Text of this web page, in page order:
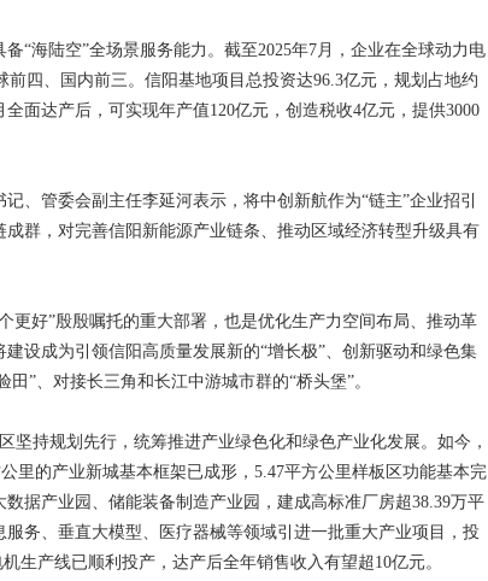
海陆空”全场景服务能力。截至2025年7月，企业在全球动力电
四、国内前三。信阳基地项目总投资达96.3亿元，规划占地约
面达产后，可实现年产值120亿元，创造税收4亿元，提供3000
管委会副主任李延河表示，将中创新航作为“链主”企业招引
群，对完善信阳新能源产业链条、推动区域经济转型升级具有
好”殷殷嘱托的重大部署，也是优化生产力空间布局、推动革
设成为引领信阳高质量发展新的“增长极”、创新驱动和绿色集
”、对接长三角和长江中游城市群的“桥头堡”。
持规划先行，统筹推进产业绿色化和绿色产业化发展。如今，
里的产业新城基本框架已成形，5.47平方公里样板区功能基本完
据产业园、储能装备制造产业园，建成高标准厂房超38.39万平
务、垂直大模型、医疗器械等领域引进一批重大产业项目，投
生产线已顺利投产，达产后全年销售收入有望超10亿元。